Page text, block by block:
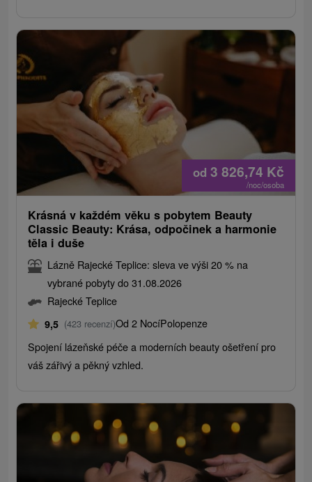
od 3 826,74 Kč
/noc/osoba
Krásná v každém věku s pobytem Beauty
Classic Beauty: Krása, odpočinek a harmonie
těla i duše
Lázně Rajecké Teplice: sleva ve výši 20 % na
vybrané pobyty do 31.08.2026
Rajecké Teplice
9,5 (423 recenzí)Od 2 NocíPolopenze
Spojení lázeňské péče a moderních beauty ošetření pro
váš zářivý a pěkný vzhled.